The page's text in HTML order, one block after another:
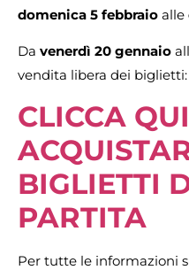
domenica 5 febbraio alle
Da venerdì 20 gennaio
vendita libera dei biglietti:
CLICCA
BIGLIETTI
PARTITA
Per tutte le informazioni